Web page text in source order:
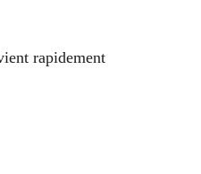
rapidement